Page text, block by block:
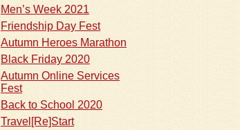
Men’s Week 2021
Friendship Day Fest
Autumn Heroes Marathon
Black Friday 2020
Autumn Online Services
Fest
Back to School 2020
Travel[Re]Start